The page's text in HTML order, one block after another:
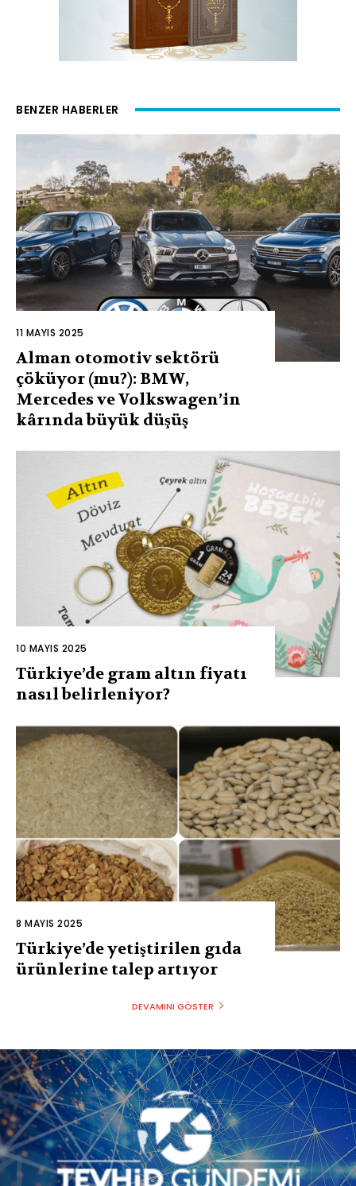
BENZER HABERLER
11 MAYIS 2025
Alman otomotiv sektörü
çöküyor (mu?): BMW,
Mercedes ve Volkswagen’in
kârında büyük düşüş
10 MAYIS 2025
Türkiye’de gram altın fiyatı
nasıl belirleniyor?
8 MAYIS 2025
Türkiye’de yetiştirilen gıda
ürünlerine talep artıyor
DEVAMINI GÖSTER